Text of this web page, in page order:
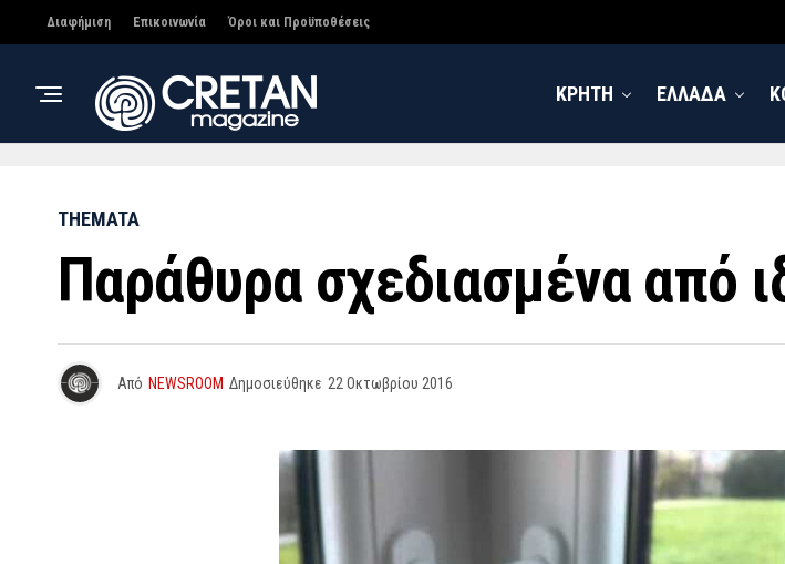
Διαφήμιση Επικοινωνία Όροι και Προϋποθέσεις
ΚΡΗΤΗ ΕΛΛΑΔΑ
THEMATA
Παράθυρα σχεδιασμένα από
Από NEWSROOM Δημοσιεύθηκε 22 Οκτωβρίου 2016